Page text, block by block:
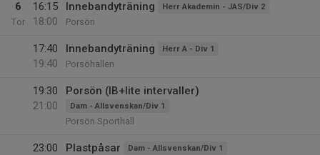
6
Tor
16:15
18:00
Innebandyträning Herr Akademin - JAS/Div 2
Porsön
17:40
19:40
Innebandyträning Herr A - Div 1
Porsöhallen
19:30
21:00
Porsön (IB+lite intervaller)
Dam - Allsvenskan/Div 1
Porsön Sporthall
23:00
Plastpåsar Dam - Allsvenskan/Div 1